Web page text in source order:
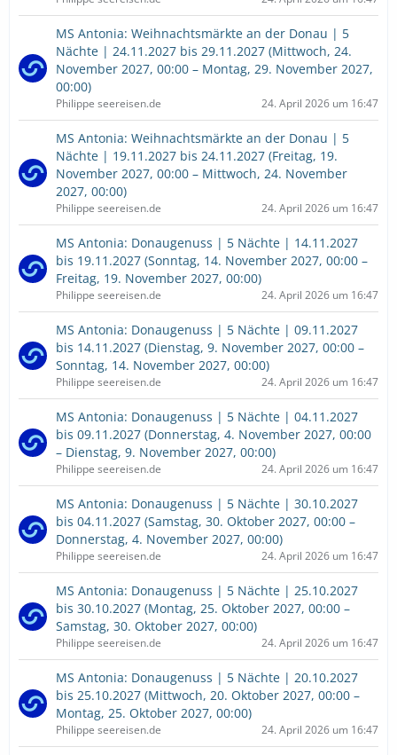
MS Antonia: Weihnachtsmärkte an der Donau | 5
Nächte | 24.11.2027 bis 29.11.2027 (Mittwoch, 24.
November 2027, 00:00 – Montag, 29. November 2027,
00:00)
Philippe seereisen.de 24. April 2026 um 16:47
MS Antonia: Weihnachtsmärkte an der Donau | 5
Nächte | 19.11.2027 bis 24.11.2027 (Freitag, 19.
November 2027, 00:00 – Mittwoch, 24. November
2027, 00:00)
Philippe seereisen.de 24. April 2026 um 16:47
MS Antonia: Donaugenuss | 5 Nächte | 14.11.2027
bis 19.11.2027 (Sonntag, 14. November 2027, 00:00 –
Freitag, 19. November 2027, 00:00)
Philippe seereisen.de 24. April 2026 um 16:47
MS Antonia: Donaugenuss | 5 Nächte | 09.11.2027
bis 14.11.2027 (Dienstag, 9. November 2027, 00:00 –
Sonntag, 14. November 2027, 00:00)
Philippe seereisen.de 24. April 2026 um 16:47
MS Antonia: Donaugenuss | 5 Nächte | 04.11.2027
bis 09.11.2027 (Donnerstag, 4. November 2027, 00:00
– Dienstag, 9. November 2027, 00:00)
Philippe seereisen.de 24. April 2026 um 16:47
MS Antonia: Donaugenuss | 5 Nächte | 30.10.2027
bis 04.11.2027 (Samstag, 30. Oktober 2027, 00:00 –
Donnerstag, 4. November 2027, 00:00)
Philippe seereisen.de 24. April 2026 um 16:47
MS Antonia: Donaugenuss | 5 Nächte | 25.10.2027
bis 30.10.2027 (Montag, 25. Oktober 2027, 00:00 –
Samstag, 30. Oktober 2027, 00:00)
Philippe seereisen.de 24. April 2026 um 16:47
MS Antonia: Donaugenuss | 5 Nächte | 20.10.2027
bis 25.10.2027 (Mittwoch, 20. Oktober 2027, 00:00 –
Montag, 25. Oktober 2027, 00:00)
Philippe seereisen.de 24. April 2026 um 16:47